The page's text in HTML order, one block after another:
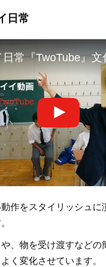
日常
常『TwoTube』文
作をスタイリッシュに
、物を受け渡すなどの
く変化させています。